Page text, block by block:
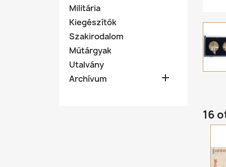
Militária
Kiegészítők
Szakirodalom
Műtárgyak
Utalvány
Archívum

16